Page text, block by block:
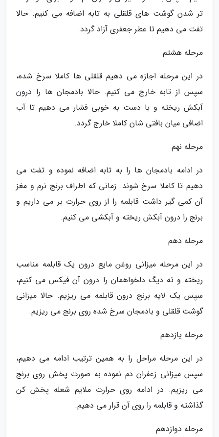
تر شدن گوشت های قلقلی به تابه اضافه می کنیم. حالا
تفت می دهیم تا عطر جعفری آزاد گردد.
مرحله هشتم
در این مرحله اجازه می دهیم قلقلی ها کاملا سرخ شده،
سپس از تابه خارج می کنیم. حالا بادمجان ها را درون
آبکش ریخته و با دست به خوبی فشار می دهیم تا آب
اضافی میان بافتی شان کاملا خارج گردد.
مرحله نهم
در ادامه بادمجان ها را به تابه اضافه نموده و تفت می
دهیم تا کاملا سرخ شوند. زمانی که اطراف برنج نرم و مغز
آن کمی گیر داشت قابلمه را از روی حرارت بر می داریم و
برنج را درون آبکش ریخته و آبکشی می کنیم.
مرحله دهم
در این مرحله میزانی روغن مایع درون یک قابلمه مناسب
ریخته و ته دیگ دلخواهمان را درون آن فیکس می کنیم،
سپس یک لایه برنج درون قابلمه می ریزیم. حالا میزانی
گوشت قلقلی و بادمجان سرخ شده روی برنج می ریزیم.
مرحله یازدهم
در این مرحله مراحل را به همین ترتیب ادامه می دهیم،
سپس میزانی زعفران دم نموده به صورت پخش روی برنج
می ریزیم. در ادامه روی حرارت ملایم شعله پخش کن
گذاشته و قابلمه را روی آن قرار می دهیم.
مرحله دوازدهم